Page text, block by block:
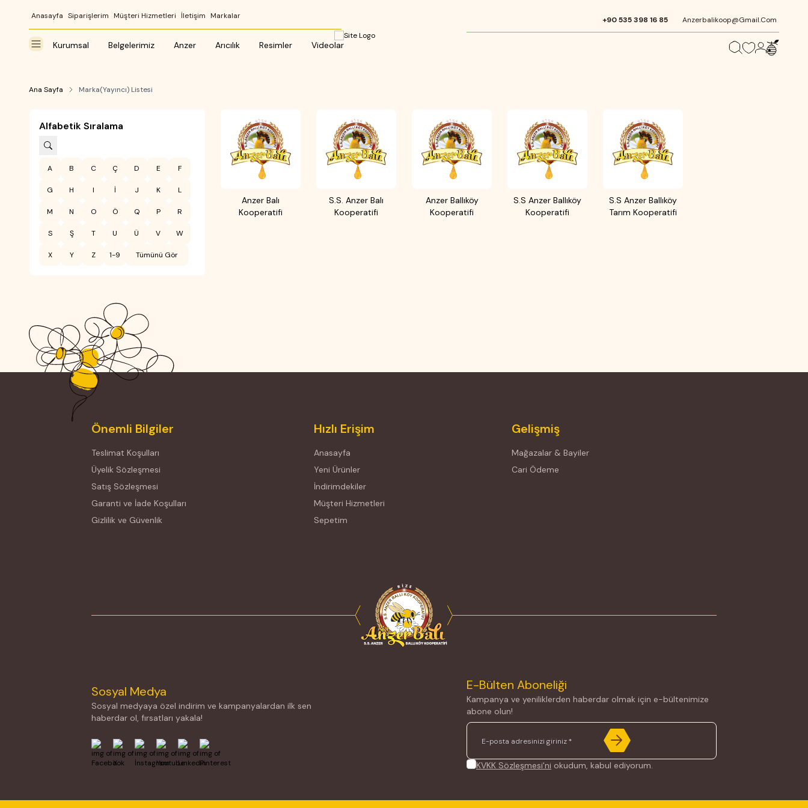
Anasayfa Siparişlerim Müşteri Hizmetleri İletişim Markalar
Kurumsal Belgelerimiz Anzer Arıcılık Resimler Videolar
+90 535 398 16 85 Anzerbalikoop@gmail.com
Ana Sayfa Marka(Yayıncı) Listesi
Alfabetik Sıralama
A B C Ç D E F
G H I İ J K L
M N O Ö Q P R
S Ş T U Ü V W
X Y Z 1-9 Tümünü Gör
Anzer Balı
Kooperatifi
S.S. Anzer Balı
Kooperatifi
Anzer Ballıköy
Kooperatifi
S.S Anzer Ballıköy
Kooperatifi
S.S Anzer Ballıköy
Tarım Kooperatifi
Önemli Bilgiler
Teslimat Koşulları
Üyelik Sözleşmesi
Satış Sözleşmesi
Garanti ve İade Koşulları
Gizlilik ve Güvenlik
Hızlı Erişim
Anasayfa
Yeni Ürünler
İndirimdekiler
Müşteri Hizmetleri
Sepetim
Gelişmiş
Mağazalar & Bayiler
Cari Ödeme
Sosyal Medya
Sosyal medyaya özel indirim ve kampanyalardan ilk sen
haberdar ol, fırsatları yakala!
Facebook
X İnstagramYoutubeLinkedinPinterest
E-Bülten Aboneliği
Kampanya ve yeniliklerden haberdar olmak için e-bültenimize
abone olun!
KVKK Sözleşmesi'ni okudum, kabul ediyorum.